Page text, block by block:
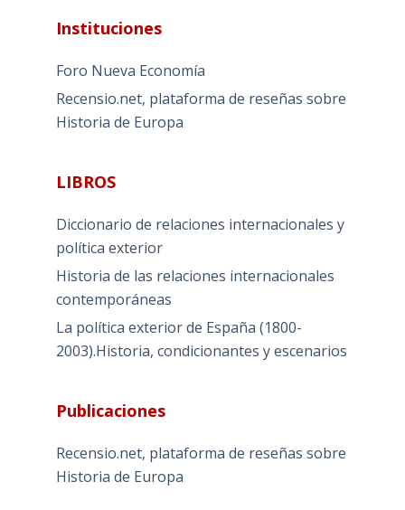
Instituciones
Foro Nueva Economía
Recensio.net, plataforma de reseñas sobre
Historia de Europa
LIBROS
Diccionario de relaciones internacionales y
política exterior
Historia de las relaciones internacionales
contemporáneas
La política exterior de España (1800-
2003).Historia, condicionantes y escenarios
Publicaciones
Recensio.net, plataforma de reseñas sobre
Historia de Europa